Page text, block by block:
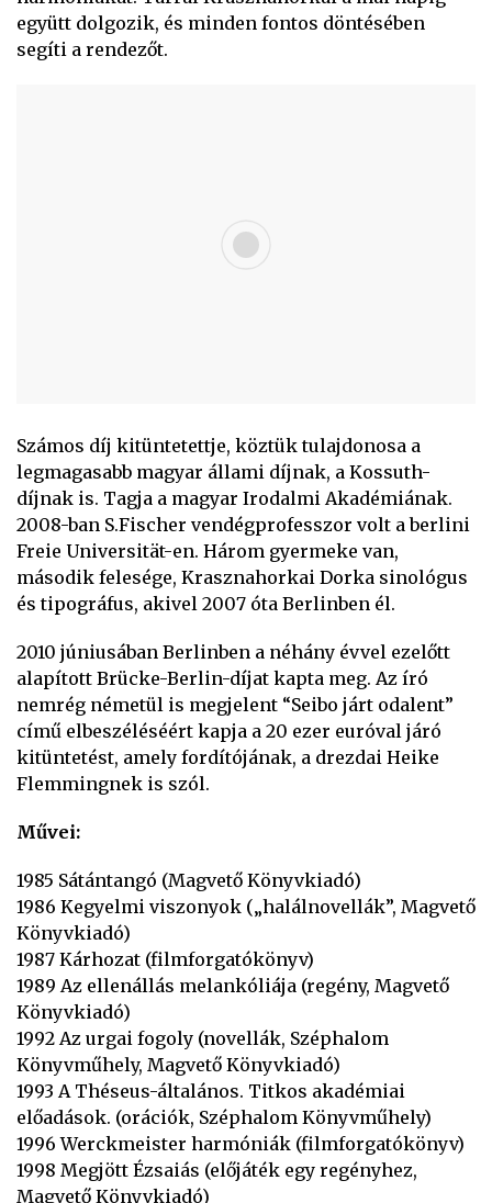
együtt dolgozik, és minden fontos döntésében
segíti a rendezőt.
Számos díj kitüntetettje, köztük tulajdonosa a
legmagasabb magyar állami díjnak, a Kossuth-
díjnak is. Tagja a magyar Irodalmi Akadémiának.
2008-ban S.Fischer vendégprofesszor volt a berlini
Freie Universität-en. Három gyermeke van,
második felesége, Krasznahorkai Dorka sinológus
és tipográfus, akivel 2007 óta Berlinben él.
2010 júniusában Berlinben a néhány évvel ezelőtt
alapított Brücke-Berlin-díjat kapta meg. Az író
nemrég németül is megjelent “Seibo járt odalent”
című elbeszéléséért kapja a 20 ezer euróval járó
kitüntetést, amely fordítójának, a drezdai Heike
Flemmingnek is szól.
Művei:
1985 Sátántangó (Magvető Könyvkiadó)
1986 Kegyelmi viszonyok („halálnovellák”, Magvető
Könyvkiadó)
1987 Kárhozat (filmforgatókönyv)
1989 Az ellenállás melankóliája (regény, Magvető
Könyvkiadó)
1992 Az urgai fogoly (novellák, Széphalom
Könyvműhely, Magvető Könyvkiadó)
1993 A Théseus-általános. Titkos akadémiai
előadások. (orációk, Széphalom Könyvműhely)
1996 Werckmeister harmóniák (filmforgatókönyv)
1998 Megjött Ézsaiás (előjáték egy regényhez,
Magvető Könyvkiadó)